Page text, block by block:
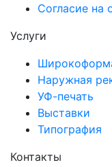
Согласие на
Услуги
Наружная
УФ-печать
Выставки
Типография
Контакты